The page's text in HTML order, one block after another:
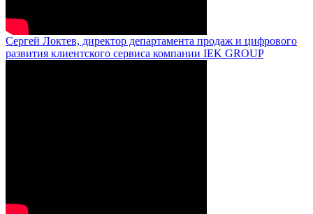
Сергей Локтев, директор департамента продаж и цифрового
развития клиентского сервиса компании IEK GROUP